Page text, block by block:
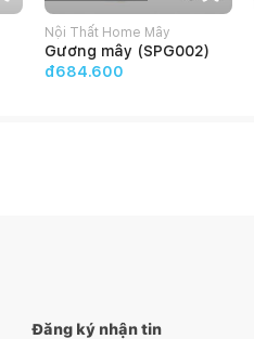
Nội Thất Home Mây
Gương mây (SPG002)
đ684.600
Đăng ký nhận tin